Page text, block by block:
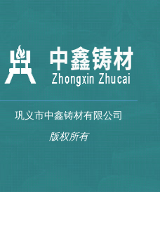
巩义市中鑫铸材有限公司
版权所有